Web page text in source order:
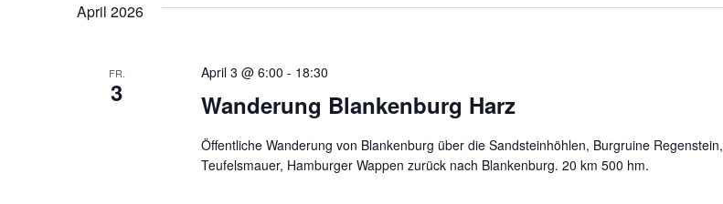
April 2026
FR.
3 Wanderung Blankenburg Harz
April 3 @ 6:00 - 18:30
Öffentliche Wanderung von Blankenburg über die Sandsteinhöhlen, Burgruine Regenstein,
Teufelsmauer, Hamburger Wappen zurück nach Blankenburg. 20 km 500 hm.